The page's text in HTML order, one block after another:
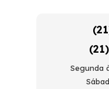
Segunda